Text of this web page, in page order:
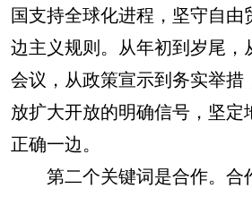
国支持全球化进程，坚守自由
边主义规则。从年初到岁尾，
会议，从政策宣示到务实举措
放扩大开放的明确信号，坚定
正确一边。
第二个关键词是合作。合